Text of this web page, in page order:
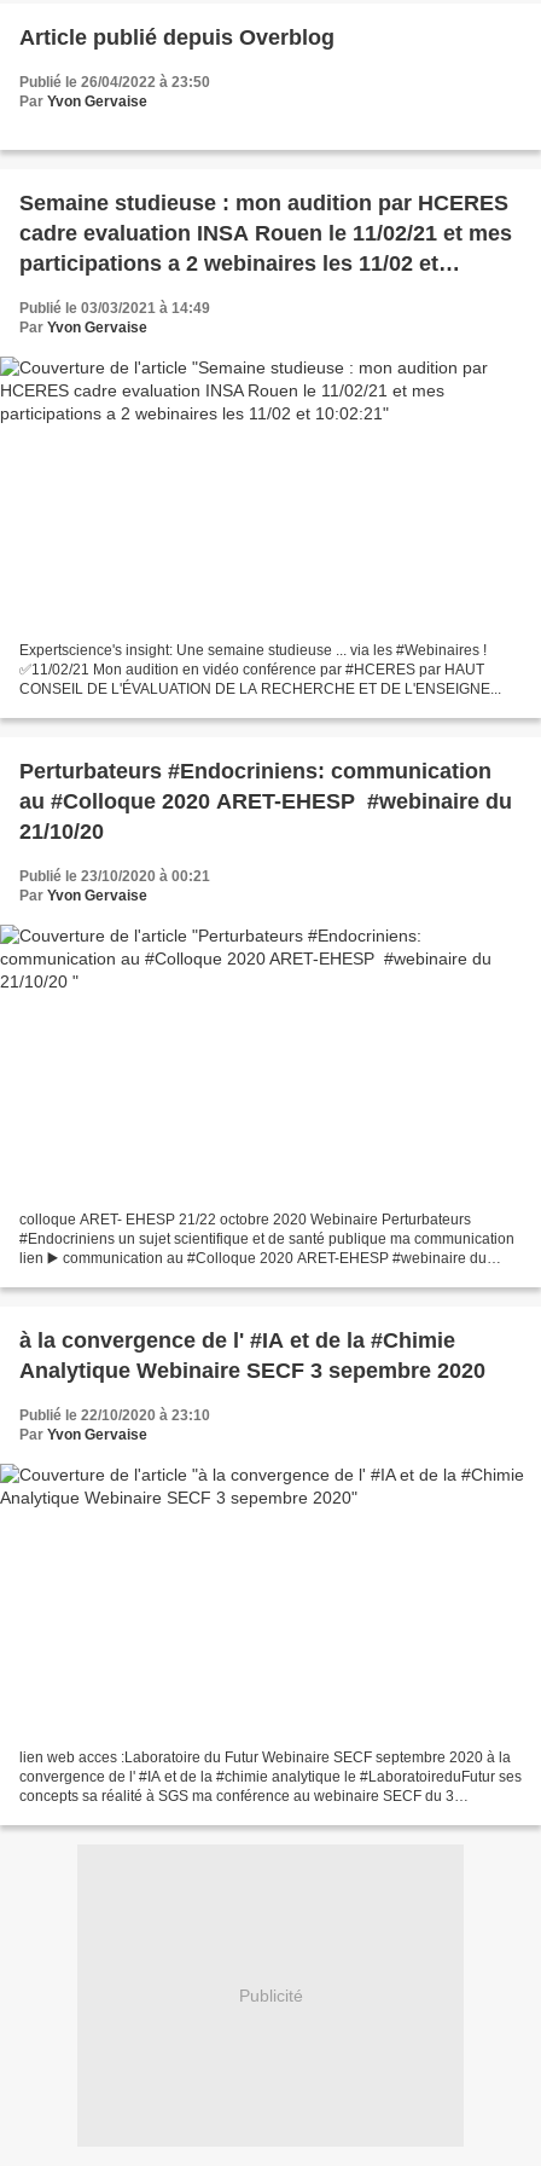
Article publié depuis Overblog
Publié le 26/04/2022 à 23:50
Par Yvon Gervaise
Semaine studieuse : mon audition par HCERES
cadre evaluation INSA Rouen le 11/02/21 et mes
participations a 2 webinaires les 11/02 et
Publié le 03/03/2021 à 14:49
Par Yvon Gervaise
Expertscience's insight: Une semaine studieuse ... via les #Webinaires !
✅11/02/21 Mon audition en vidéo conférence par #HCERES par HAUT
CONSEIL DE L'ÉVALUATION DE LA RECHERCHE ET DE L'ENSEIGNE...
Perturbateurs #Endocriniens: communication
au #Colloque 2020 ARET-EHESP #webinaire du
21/10/20
Publié le 23/10/2020 à 00:21
Par Yvon Gervaise
colloque ARET- EHESP 21/22 octobre 2020 Webinaire Perturbateurs
#Endocriniens un sujet scientifique et de santé publique ma communication
lien ▶️ communication au #Colloque 2020 ARET-EHESP #webinaire du
à la convergence de l' #IA et de la #Chimie
Analytique Webinaire SECF 3 sepembre 2020
Publié le 22/10/2020 à 23:10
Par Yvon Gervaise
lien web acces :Laboratoire du Futur Webinaire SECF septembre 2020 à la
convergence de l' #IA et de la #chimie analytique le #LaboratoireduFutur ses
concepts sa réalité à SGS ma conférence au webinaire SECF du 3
Publicité